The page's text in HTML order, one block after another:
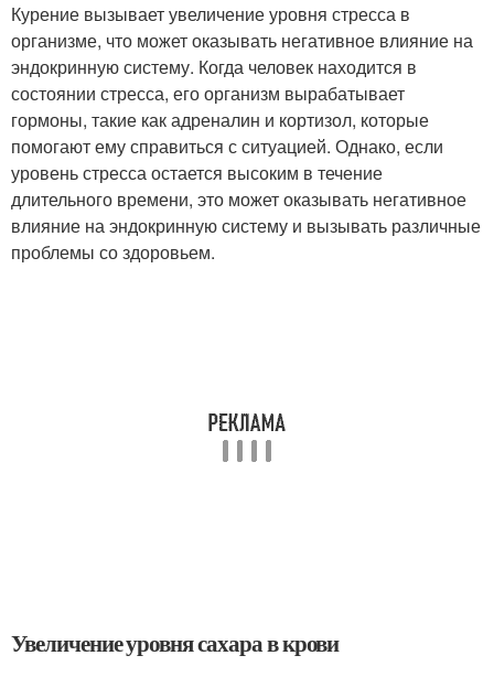
Курение вызывает увеличение уровня стресса в
организме, что может оказывать негативное влияние на
эндокринную систему. Когда человек находится в
состоянии стресса, его организм вырабатывает
гормоны, такие как адреналин и кортизол, которые
помогают ему справиться с ситуацией. Однако, если
уровень стресса остается высоким в течение
длительного времени, это может оказывать негативное
влияние на эндокринную систему и вызывать различные
проблемы со здоровьем.
Увеличение уровня сахара в крови